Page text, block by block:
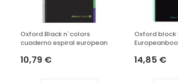
Oxford Black n`colors
cuaderno espiral european
10,79 €
Oxford block
14,85 €